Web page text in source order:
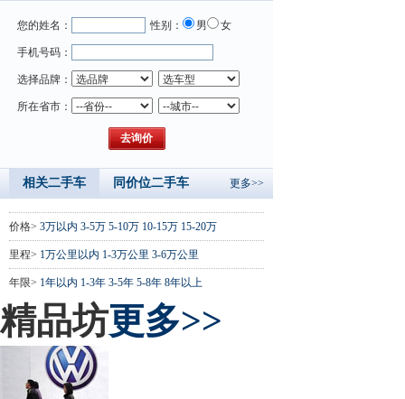
您的姓名： 性别： 男 女
手机号码：
选择品牌：
所在省市：
相关二手车 同价位二手车 更多>>
价格> 3万以内 3-5万 5-10万 10-15万 15-20万
里程> 1万公里以内 1-3万公里 3-6万公里
年限> 1年以内 1-3年 3-5年 5-8年 8年以上
精品坊更多>>